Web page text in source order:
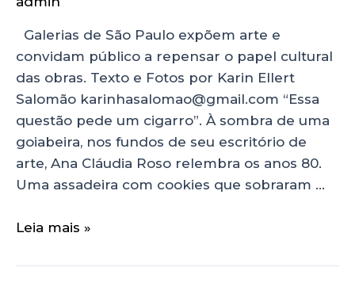
Galerias de São Paulo expõem arte e
convidam público a repensar o papel cultural
das obras. Texto e Fotos por Karin Ellert
Salomão karinhasalomao@gmail.com “Essa
questão pede um cigarro”. À sombra de uma
goiabeira, nos fundos de seu escritório de
arte, Ana Cláudia Roso relembra os anos 80.
Uma assadeira com cookies que sobraram …
Leia mais »